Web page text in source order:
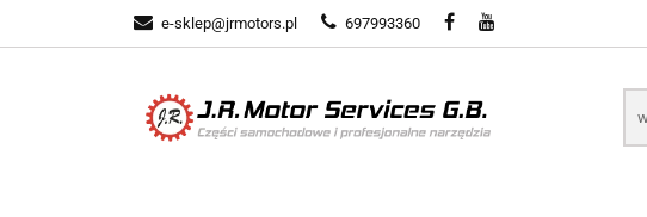
e-sklep@jrmotors.pl 697993360
UKŁADY PALIWOWE
KOMPONENTY ELEKTRONICZNE